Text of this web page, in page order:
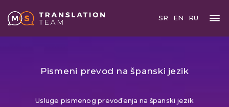
SR EN RU
Pismeni prevod na španski jezik
Usluge pismenog prevođenja na španski jezik